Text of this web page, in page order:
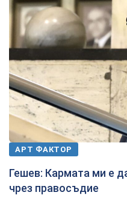
АРТ ФАКТОР
Гешев: Кармата ми е
чрез правосъдие